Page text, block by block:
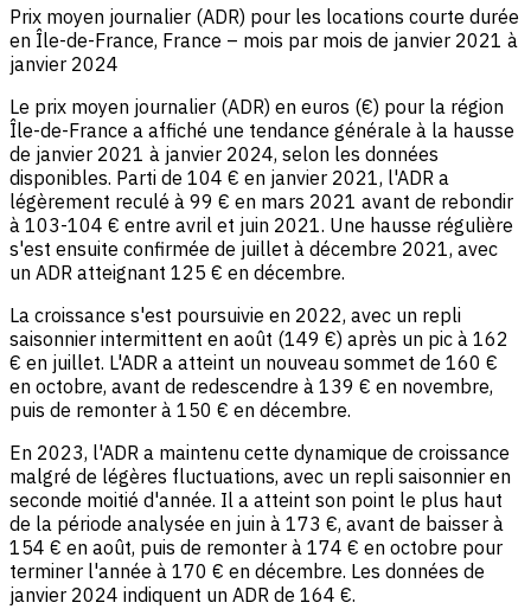
Prix moyen journalier (ADR) pour les locations courte durée
en Île-de-France, France – mois par mois de janvier 2021 à
janvier 2024
Le prix moyen journalier (ADR) en euros (€) pour la région
Île-de-France a affiché une tendance générale à la hausse
de janvier 2021 à janvier 2024, selon les données
disponibles. Parti de 104 € en janvier 2021, l'ADR a
légèrement reculé à 99 € en mars 2021 avant de rebondir
à 103-104 € entre avril et juin 2021. Une hausse régulière
s'est ensuite confirmée de juillet à décembre 2021, avec
un ADR atteignant 125 € en décembre.
La croissance s'est poursuivie en 2022, avec un repli
saisonnier intermittent en août (149 €) après un pic à 162
€ en juillet. L'ADR a atteint un nouveau sommet de 160 €
en octobre, avant de redescendre à 139 € en novembre,
puis de remonter à 150 € en décembre.
En 2023, l'ADR a maintenu cette dynamique de croissance
malgré de légères fluctuations, avec un repli saisonnier en
seconde moitié d'année. Il a atteint son point le plus haut
de la période analysée en juin à 173 €, avant de baisser à
154 € en août, puis de remonter à 174 € en octobre pour
terminer l'année à 170 € en décembre. Les données de
janvier 2024 indiquent un ADR de 164 €.